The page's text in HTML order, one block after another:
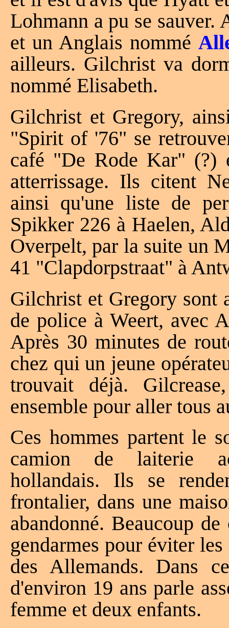
Lohmann a pu se sauver.
et un Anglais nommé
ailleurs. Gilchrist va
nommé Elisabeth.
Gilchrist et Gregory,
"Spirit of '76" se
café "De Rode Kar" (?)
atterrissage. Ils citent
ainsi qu'une liste de
Spikker 226 à Haelen,
Overpelt, par la suite un
41 "Clapdorpstraat" à
Gilchrist et Gregory sont
de police à Weert, avec
Après 30 minutes de
chez qui un jeune
trouvait déjà.
ensemble pour aller tous
Ces hommes partent le
camion de laiterie
hollandais. Ils se
frontalier, dans une
abandonné. Beaucoup
gendarmes pour éviter
des Allemands. Dans
d'environ 19 ans parle
femme et deux enfants.